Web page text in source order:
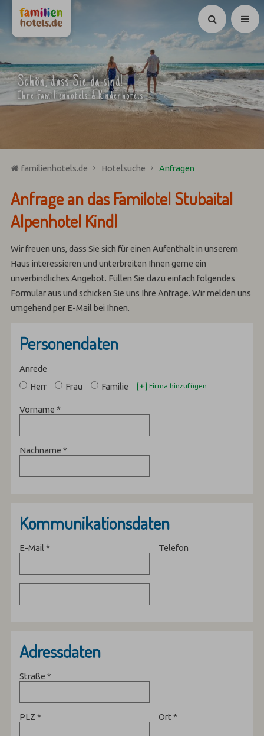
Suchen
Schön, dass Sie da sind!
Ihre Familienhotels & Kinderhotels
familienhotels.de Hotelsuche Anfragen
Anfrage an das Familotel Stubaital
Alpenhotel Kindl
Wir freuen uns, dass Sie sich für einen Aufenthalt in unserem
Haus interessieren und unterbreiten Ihnen gerne ein
unverbindliches Angebot. Füllen Sie dazu einfach folgendes
Formular aus und schicken Sie uns Ihre Anfrage. Wir melden uns
umgehend per E-Mail bei Ihnen.
Personendaten
Anrede
Herr
Frau Familie + Firma hinzufügen
Vorname*
Nachname*
Kommunikationsdaten
E-Mail* Telefon
Adressdaten
Straße*
PLZ* Ort *